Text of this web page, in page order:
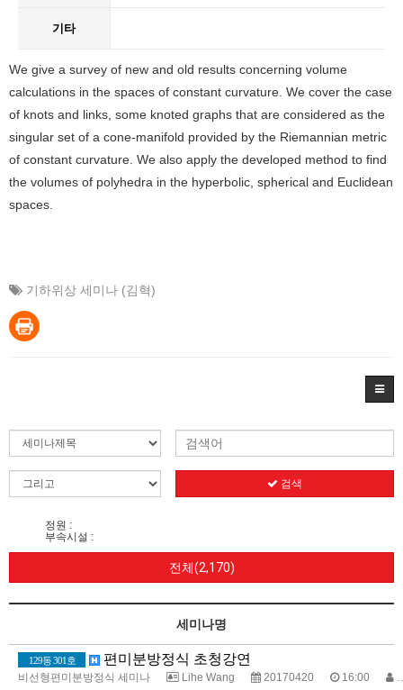
기타
We give a survey of new and old results concerning volume
calculations in the spaces of constant curvature. We cover the case
of knots and links, some knoted graphs that are considered as the
singular set of a cone-manifold provided by the Riemannian metric
of constant curvature. We also apply the developed method to find
the volumes of polyhedra in the hyperbolic, spherical and Euclidean
spaces.
기하위상 세미나 (김혁)
검색
정원 :
부속시설 :
전체(2,170)
세미나명
129동 301호 편미분방정식 초청강연
비선형편미분방정식 세미나 Lihe Wang 20170420 16:00